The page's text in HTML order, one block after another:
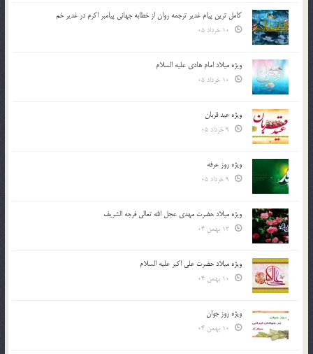
کامل ترین پیام غدیر ترجمه روان از خطابه جهانی پیامبر اکرم در غدیر خم
ویژه میلاد امام هادی علیه السلام
ویژه عید قربان
ویژه روز عرفه
ویژه میلاد حضرت مهدی عجل الله تعالی فرجه الشريف
ویژه میلاد حضرت علی اکبر علیه السلام
ویژه روز جوان